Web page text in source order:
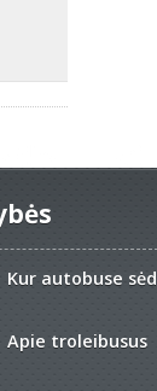
Kur autobuse
Apie troleibusus